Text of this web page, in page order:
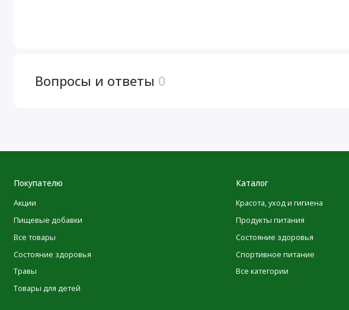
L-фенилаланин
L-триптофан
Вопросы и ответы 0
Покупателю
Акции
Пищевые добавки
Все товары
Состояние здоровья
Травы
Товары для детей
Каталог
Красота, уход и гигиена
Продукты питания
Состояние здоровья
Спортивное питание
Все категории